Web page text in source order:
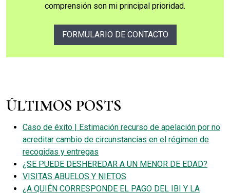
comprensión son mi principal prioridad.
FORMULARIO DE CONTACTO
ÚLTIMOS POSTS
Caso de éxito | Estimación recurso de apelación por no
acreditar cambio de circunstancias en el régimen de
recogidas y entregas
¿SE PUEDE DESHEREDAR A UN MENOR DE EDAD?
VISITAS ABUELOS Y NIETOS
¿A QUIÉN CORRESPONDE EL PAGO DEL IBI Y LA